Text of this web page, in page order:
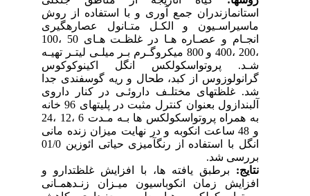
استانمازندران جمع آوری و با استفاده از روش
ماسیراسـیون و الکـل متـانول عصارهگیری
انجـام و عصـاره هـا در غلظـت هـای 50 ،100
،200 ،400 و 800 میکروگـرم بـر میلـی لیتـر تهیـه
شـد. پروتواسکولکس انگل اکینوکوکوس
گرانولوزوس از کبد، طحال و ریه گوسفندی جدا
شد. غلظتهای مختلـف داروئـی در کنار داروی
آلبندازول بعنوان کنترل مثبت در پلیتهای 96 خانه
به همراه پروتواسکولکس ها بـه مـدت 6 ،12 ،24
و 48 ساعت انکوبه و در نهایت میزان زنده مانی
انگل با استفاده از رنگآمیزی حیاتی ائوزین 01/0
بررسی شد.
برطبق یافته ها، با افزایش غلظتدارو و
افزایش زمان انکوباسیون میـزان زنـدهمـانی